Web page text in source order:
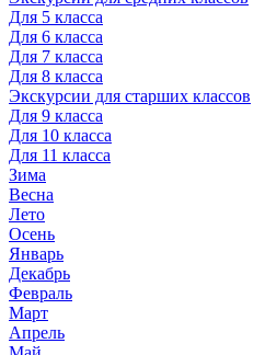
Для 5 класса
Для 6 класса
Для 7 класса
Для 8 класса
Экскурсии для старших классов
Для 9 класса
Для 10 класса
Для 11 класса
Зима
Весна
Лето
Осень
Январь
Декабрь
Февраль
Март
Апрель